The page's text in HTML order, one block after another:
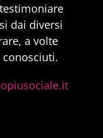
dai diversi
a volte
conosciuti.